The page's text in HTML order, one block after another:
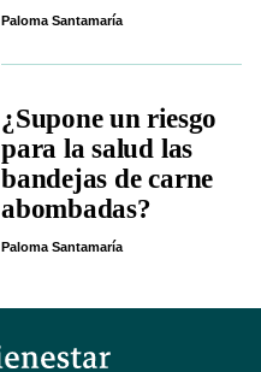
Paloma Santamaría
¿Supone un riesgo
para la salud las
bandejas de carne
abombadas?
Paloma Santamaría